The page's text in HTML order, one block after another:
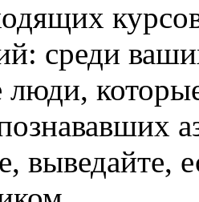
среди
люди,
выведайте,